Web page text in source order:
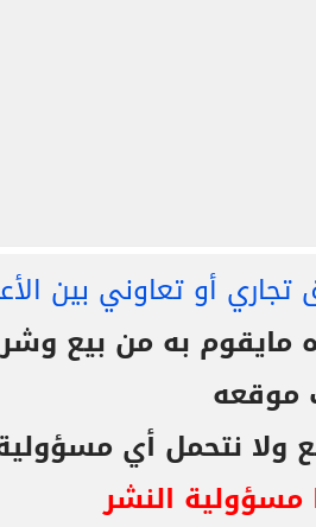
أو تعاوني بين
به من بيع
موقعه
ولا نتحمل أي
مسؤولية النشر